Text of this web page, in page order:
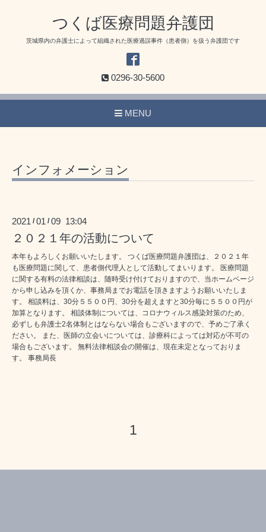
つくば医療問題弁護団
茨城県内の弁護士によって組織された医療過誤事件（患者側）を扱う弁護団です
0296-30-5600
MENU
インフォメーション
2021 /01 /09 13:04
２０２１年の活動について
本年もよろしくお願いいたします。 つくば医療問題弁護団は、２０２１年
も医療問題に関して、患者側代理人として活動してまいります。 医療問題
に関する有料の法律相談は、随時受け付けておりますので、当ホームページ
から申し込みを頂くか、事務局までお電話を頂きますようお願いいたしま
す。 相談料は、30分５５００円、30分を超えますと30分毎に５５００円が
加算となります。 相談体制については、コロナウィルス感染対策のため、
必ずしも弁護士2名体制とはならない場合もございますので、予めご了承く
ださい。 また、医師の立会いについては、診療科によっては対応が不可の
場合もございます。 無料法律相談会の開催は、現在未定となっておりま
す。 事務局長
1